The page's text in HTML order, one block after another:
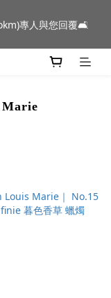
專人與您回覆🛋️
Barcarolle 臺中樂
Marie